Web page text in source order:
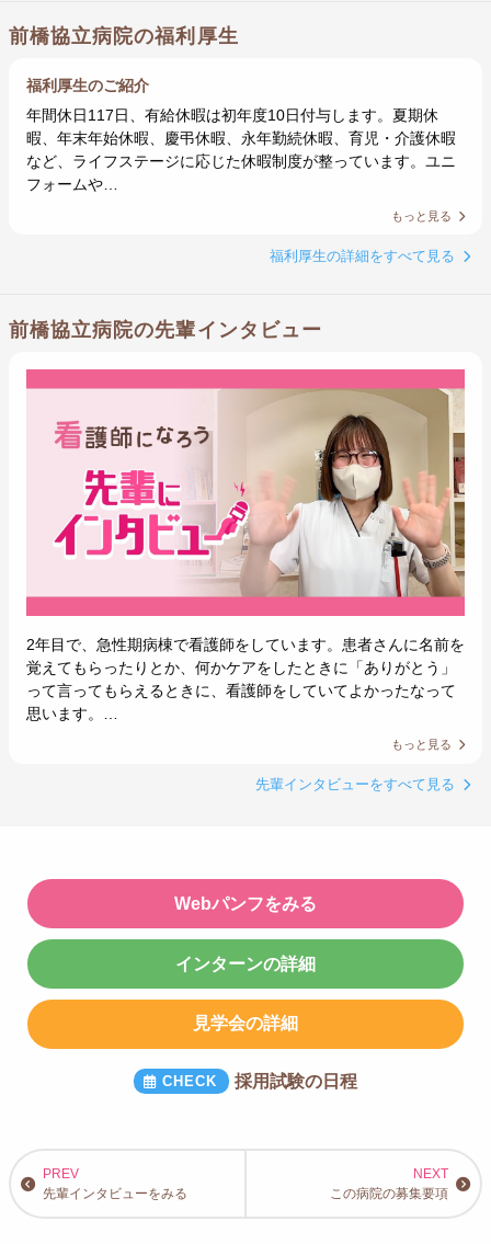
前橋協立病院の福利厚生
福利厚生のご紹介
年間休日117日、有給休暇は初年度10日付与します。夏期休
暇、年末年始休暇、慶弔休暇、永年勤続休暇、育児・介護休暇
など、ライフステージに応じた休暇制度が整っています。ユニ
フォームや…
もっと見る
福利厚生の詳細をすべて見る
前橋協立病院の先輩インタビュー
2年目で、急性期病棟で看護師をしています。患者さんに名前を
覚えてもらったりとか、何かケアをしたときに「ありがとう」
って言ってもらえるときに、看護師をしていてよかったなって
思います。…
もっと見る
先輩インタビューをすべて見る
Webパンフをみる
インターンの詳細
見学会の詳細
採用試験の日程
先輩インタビューをみる この病院の募集要項